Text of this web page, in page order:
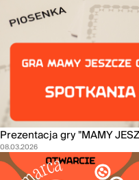
Prezentacja gry "MAMY
08.03.2026